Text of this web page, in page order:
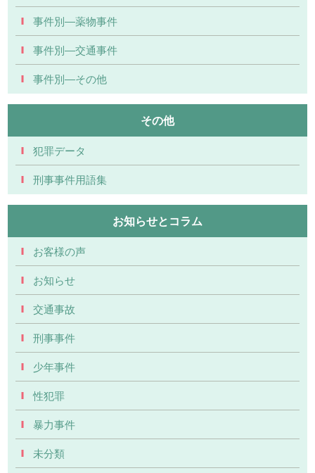
事件別―薬物事件
事件別―交通事件
事件別―その他
その他
犯罪データ
刑事事件用語集
お知らせとコラム
お客様の声
お知らせ
交通事故
刑事事件
少年事件
性犯罪
暴力事件
未分類